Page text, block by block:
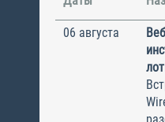
06 августа